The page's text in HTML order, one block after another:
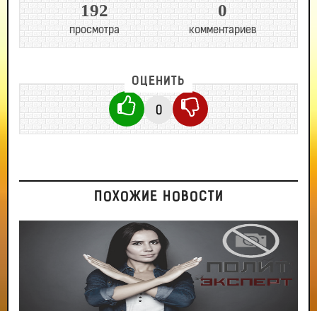
192
просмотра
0
комментариев
ОЦЕНИТЬ
0
ПОХОЖИЕ НОВОСТИ